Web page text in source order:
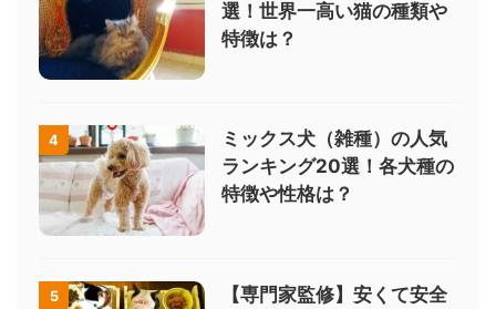
選！世界一高い猫の種類や
特徴は？
4
ミックス犬（雑種）の人気
ランキング20選！各犬種の
特徴や性格は？
5
【専門家監修】安くて安全